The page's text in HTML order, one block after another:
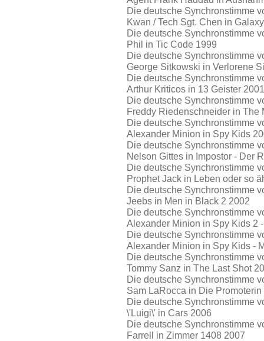
Die deutsche Synchronstimme
Kwan / Tech Sgt. Chen in
Die deutsche Synchronstimme
Phil in Tic Code 1999
Die deutsche Synchronstimme
George Sitkowski in Verlorene
Die deutsche Synchronstimme
Arthur Kriticos in 13 Geister 2001
Die deutsche Synchronstimme
Freddy Riedenschneider in The
Die deutsche Synchronstimme
Alexander Minion in Spy Kids
Die deutsche Synchronstimme
Nelson Gittes in Impostor - Der
Die deutsche Synchronstimme
Prophet Jack in Leben oder so
Die deutsche Synchronstimme
Jeebs in Men in Black 2 2002
Die deutsche Synchronstimme
Alexander Minion in Spy Kids 2
Die deutsche Synchronstimme
Alexander Minion in Spy Kids -
Die deutsche Synchronstimme
Tommy Sanz in The Last Shot
Die deutsche Synchronstimme
Sam LaRocca in Die Promoterin
Die deutsche Synchronstimme
\'Luigi\' in Cars 2006
Die deutsche Synchronstimme
Farrell in Zimmer 1408 2007